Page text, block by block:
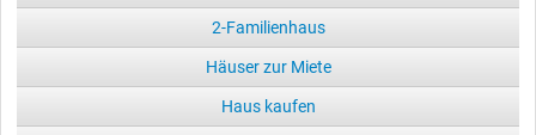
2-Familienhaus
Häuser zur Miete
Haus kaufen